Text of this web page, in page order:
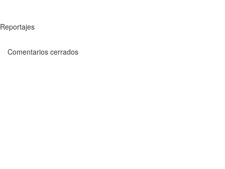
Reportajes
Comentarios cerrados